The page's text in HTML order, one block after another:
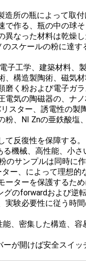
造所の瓶によって取
作る、瓶の中の球
なった材料は乾燥
スケールの粉に達す
子工学、建築材料、
構造製陶術、磁気
く粉および電子ガ
気の陶磁器の、ナ
スター、誘電性の
、NI Znの亜鉄酸塩
反復性を保障する。
機械、高性能、小さ
サンプルは同時に作
ー、によって理想
ターを保護するため
のforwardおよび逆
験必要性に従う時
、密集した構造、
が開けば安全スイッ